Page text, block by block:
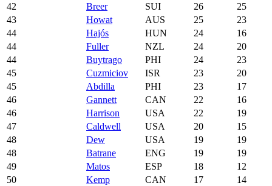
42
Breer SUI 26
25
43
Howat AUS 25
23
44
Hajós HUN 24
16
44
Fuller NZL 24
20
44
Buytrago PHI 24
23
45
Cuzmiciov ISR 23
20
45
Abdilla PHI 23
17
46
Gannett CAN 22
16
46
Harrison USA 22
19
47
Caldwell USA 20
15
48
Dew USA 19
19
48
Batrane ENG 19
19
49
Matos ESP 18
12
50
Kemp CAN 17
14